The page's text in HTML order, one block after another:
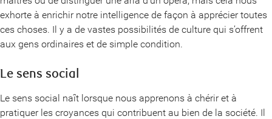
exhorte à enrichir notre intelligence de façon à apprécier toutes
ces choses. Il y a de vastes possibilités de culture qui s’offrent
aux gens ordinaires et de simple condition.
Le sens social
Le sens social naît lorsque nous apprenons à chérir et à
pratiquer les croyances qui contribuent au bien de la société. Il